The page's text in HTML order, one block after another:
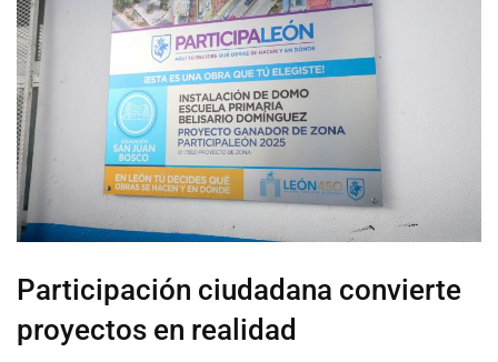
Participación ciudadana convierte
proyectos en realidad